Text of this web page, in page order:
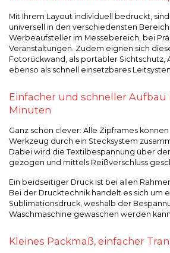
Mit Ihrem Layout individuell bedruckt,
universell in den verschiedensten
Werbeaufsteller im Messebereich, bei
Veranstaltungen. Zudem eignen sich
Fotorückwand, als portabler Sichtschutz,
ebenso als schnell einsetzbares
Einfacher und schneller Aufbau
Minuten
Ganz schön clever: Alle Zipframes
Werkzeug durch ein Stecksystem
Dabei wird die Textilbespannung über
gezogen und mittels Reißverschluss
Ein beidseitiger Druck ist bei allen
Bei der Drucktechnik handelt es sich um
Sublimationsdruck, weshalb der
Waschmaschine gewaschen werden
Kleines Packmaß, einfacher